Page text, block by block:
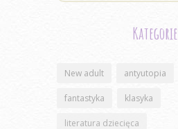
Kategorie
New adult antyutopia
fantastyka klasyka
literatura dziecięca